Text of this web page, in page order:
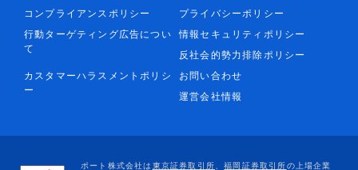
コンプライアンスポリシー
プライバシーポリシー
行動ターゲティング広告につい
て
情報セキュリティポリシー
反社会的勢力排除ポリシー
カスタマーハラスメントポリシ
ー
お問い合わせ
運営会社情報